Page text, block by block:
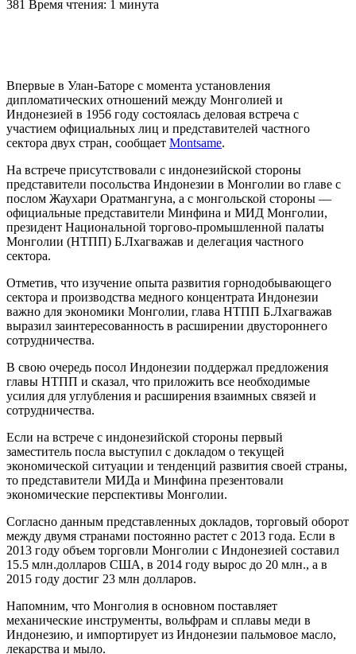
381 Время чтения: 1 минута
Впервые в Улан-Баторе с момента установления
дипломатических отношений между Монголией и
Индонезией в 1956 году состоялась деловая встреча с
участием официальных лиц и представителей частного
сектора двух стран, сообщает Montsame.
На встрече присутствовали с индонезийской стороны
представители посольства Индонезии в Монголии во главе с
послом Жаухари Оратмангуна, а с монгольской стороны —
официальные представители Минфина и МИД Монголии,
президент Национальной торгово-промышленной палаты
Монголии (НТПП) Б.Лхагважав и делегация частного
сектора.
Отметив, что изучение опыта развития горнодобывающего
сектора и производства медного концентрата Индонезии
важно для экономики Монголии, глава НТПП Б.Лхагважав
выразил заинтересованность в расширении двустороннего
сотрудничества.
В свою очередь посол Индонезии поддержал предложения
главы НТПП и сказал, что приложить все необходимые
усилия для углубления и расширения взаимных связей и
сотрудничества.
Если на встрече с индонезийской стороны первый
заместитель посла выступил с докладом о текущей
экономической ситуации и тенденций развития своей страны,
то представители МИДа и Минфина презентовали
экономические перспективы Монголии.
Согласно данным представленных докладов, торговый оборот
между двумя странами постоянно растет с 2013 года. Если в
2013 году объем торговли Монголии с Индонезией составил
15.5 млн.долларов США, в 2014 году вырос до 20 млн., а в
2015 году достиг 23 млн долларов.
Напомним, что Монголия в основном поставляет
механические инструменты, вольфрам и сплавы меди в
Индонезию, и импортирует из Индонезии пальмовое масло,
лекарства и мыло.